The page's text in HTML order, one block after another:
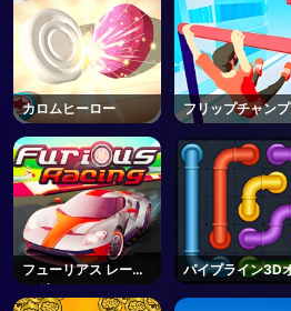
カロムヒーロー フリップチャン
フューリアス レーシ
ング
パイプライン3D
ライン